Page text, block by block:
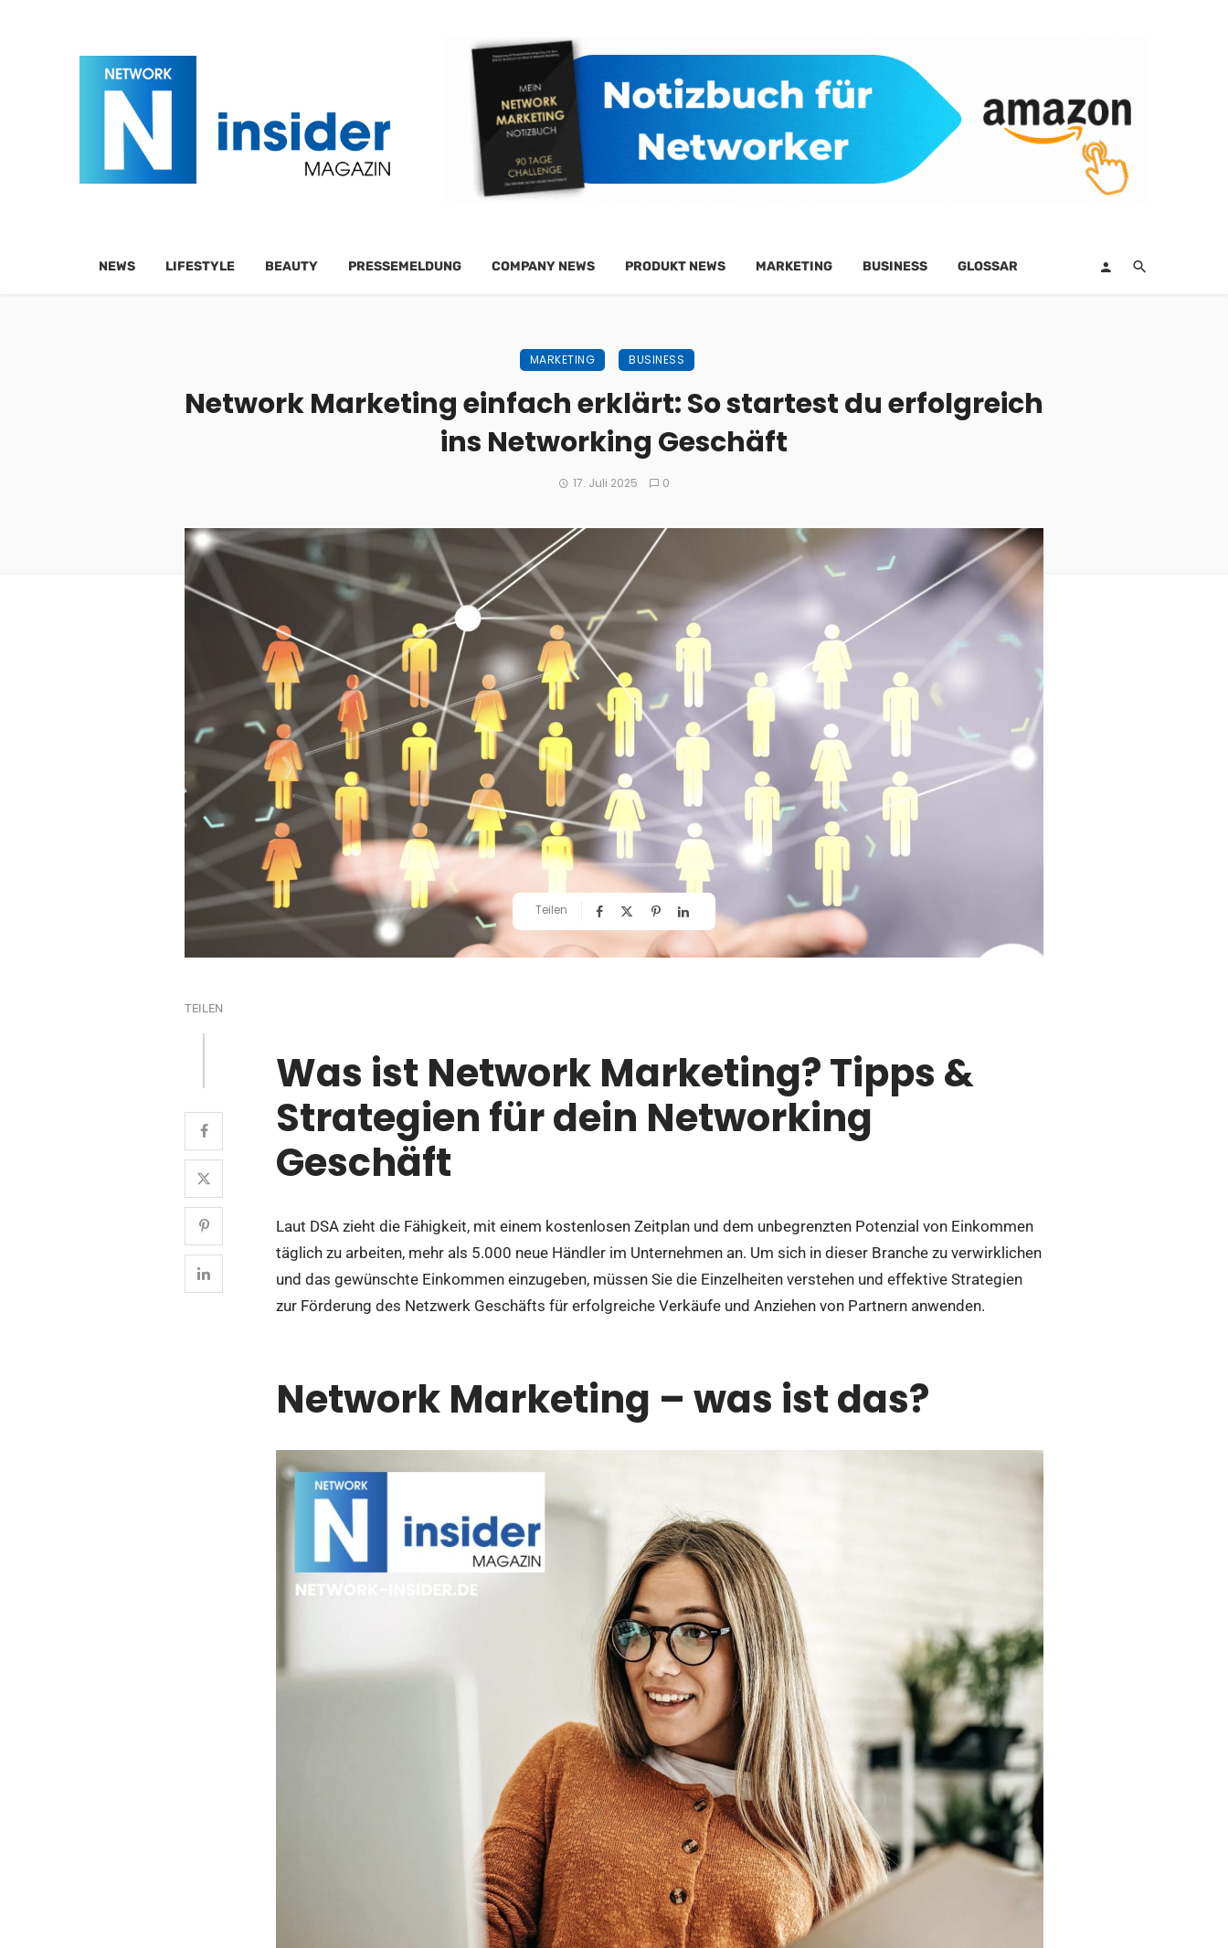
NEWS LIFESTYLE BEAUTY PRESSEMELDUNG COMPANY NEWS PRODUKT NEWS MARKETING BUSINESS GLOSSAR
MARKETING BUSINESS
Network Marketing einfach erklärt: So startest du erfolgreich
ins Networking Geschäft
17. Juli 2025 0
Teilen
TEILEN
Was ist Network Marketing? Tipps &
Strategien für dein Networking
Geschäft
Laut DSA zieht die Fähigkeit, mit einem kostenlosen Zeitplan und dem unbegrenzten Potenzial von Einkommen
täglich zu arbeiten, mehr als 5.000 neue Händler im Unternehmen an. Um sich in dieser Branche zu verwirklichen
und das gewünschte Einkommen einzugeben, müssen Sie die Einzelheiten verstehen und effektive Strategien
zur Förderung des Netzwerk Geschäfts für erfolgreiche Verkäufe und Anziehen von Partnern anwenden.
Network Marketing – was ist das?